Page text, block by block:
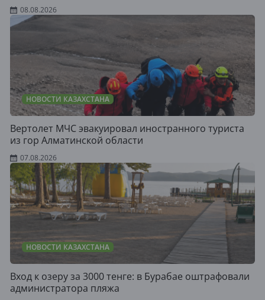
08.08.2026
НОВОСТИ КАЗАХСТАНА
Вертолет МЧС эвакуировал иностранного туриста
из гор Алматинской области
07.08.2026
НОВОСТИ КАЗАХСТАНА
Вход к озеру за 3000 тенге: в Бурабае оштрафовали
администратора пляжа